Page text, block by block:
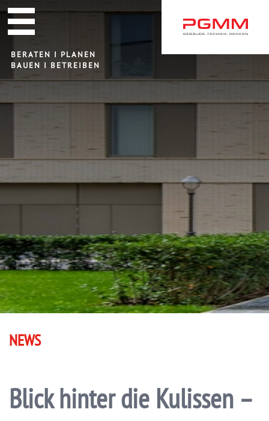
überspringen
BERATEN I PLANEN
BAUEN I BETREIBEN
NEWS
Blick hinter die Kulissen –